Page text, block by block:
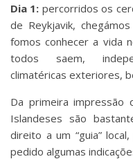
Dia 1: percorridos os
de Reykjavik,
fomos conhecer a vida
todos saem,
climatéricas exteriores,
Da primeira impressão
Islandeses são
direito a um “guia”
pedido algumas